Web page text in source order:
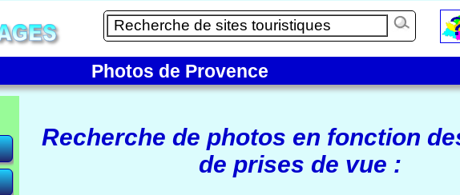
Photos de Provence
Recherche de photos en fonction
de prises de vue :